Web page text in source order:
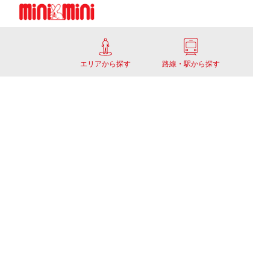
エリアから探す 路線・駅から探す